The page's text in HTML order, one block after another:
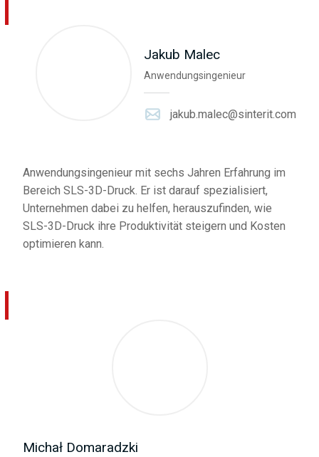
Jakub Malec
Anwendungsingenieur
jakub.malec@sinterit.com
Anwendungsingenieur mit sechs Jahren Erfahrung im
Bereich SLS-3D-Druck. Er ist darauf spezialisiert,
Unternehmen dabei zu helfen, herauszufinden, wie
SLS-3D-Druck ihre Produktivität steigern und Kosten
optimieren kann.
Michał Domaradzki